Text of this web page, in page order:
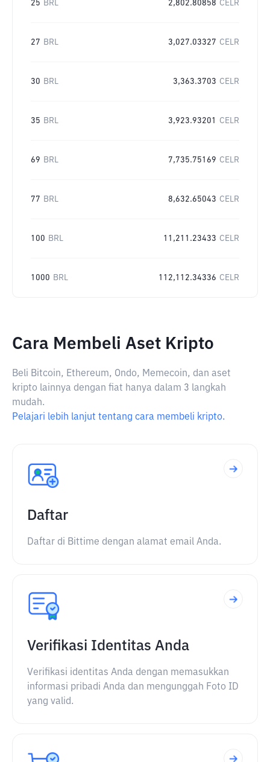
25 BRL 2,802.80858 CELR
27 BRL 3,027.03327 CELR
30 BRL 3,363.3703 CELR
35 BRL 3,923.93201 CELR
69 BRL 7,735.75169 CELR
77 BRL 8,632.65043 CELR
100 BRL 11,211.23433 CELR
1000 BRL 112,112.34336 CELR
Cara Membeli Aset Kripto
Beli Bitcoin, Ethereum, Ondo, Memecoin, dan aset
kripto lainnya dengan fiat hanya dalam 3 langkah
mudah.
Pelajari lebih lanjut tentang cara membeli kripto.
Daftar
Daftar di Bittime dengan alamat email Anda.
Verifikasi Identitas Anda
Verifikasi identitas Anda dengan memasukkan
informasi pribadi Anda dan mengunggah Foto ID
yang valid.